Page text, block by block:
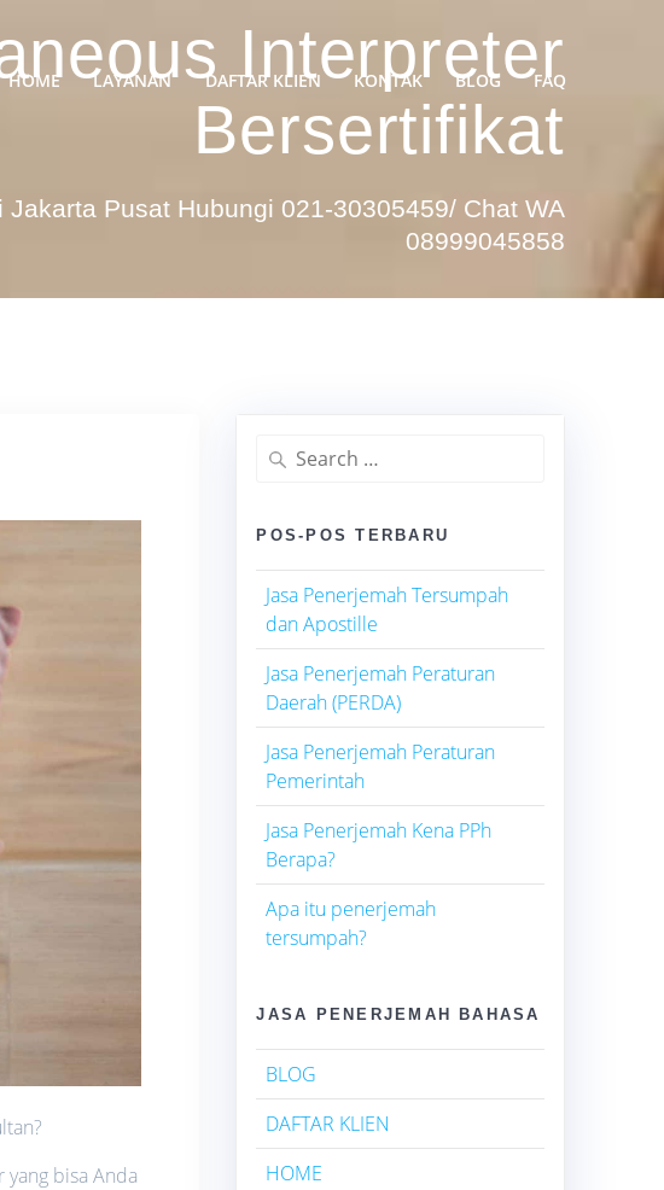
HOME LAYANAN DAFTAR KLIEN KONTAK BLOG FAQ
Interpreter
Bersertifikat
Pusat Hubungi 021-30305459/ Chat WA
08999045858
bisa Anda
Search
for:
POS-POS TERBARU
Jasa Penerjemah Tersumpah
dan Apostille
Jasa Penerjemah Peraturan
Daerah (PERDA)
Jasa Penerjemah Peraturan
Pemerintah
Jasa Penerjemah Kena PPh
Berapa?
Apa itu penerjemah
tersumpah?
JASA PENERJEMAH BAHASA
BLOG
DAFTAR KLIEN
HOME